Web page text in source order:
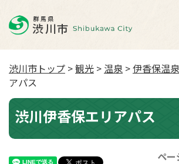
渋川市トップ >観光 > 温泉 >伊香保温泉
アパス
渋川伊香保エリアパス
ペ